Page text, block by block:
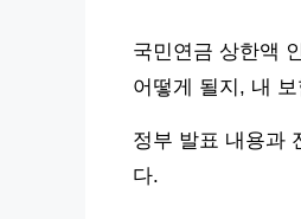
국민연금 상한액
어떻게 될지, 내
정부 발표 내용과
다.